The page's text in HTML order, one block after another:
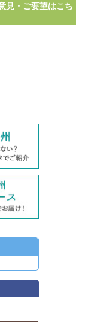
見・ご要望はこち